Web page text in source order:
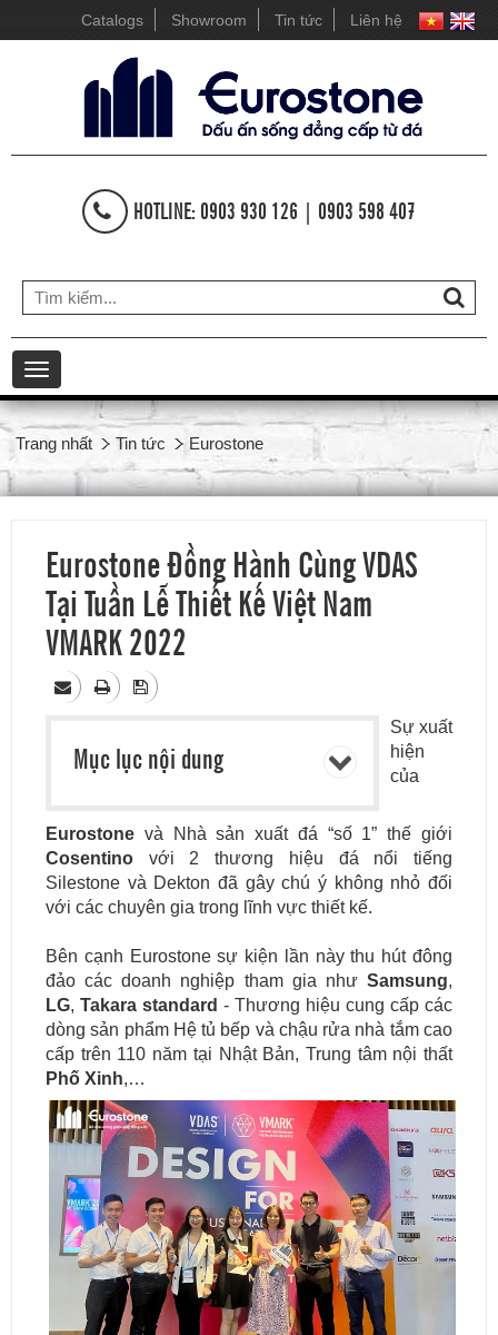
Catalogs Showroom Tin tức Liên hệ
HOTLINE: 0903 930 126 | 0903 598 407
Toggle
navigation
Trang nhất Tin tức Eurostone
Eurostone Đồng Hành Cùng VDAS
Tại Tuần Lễ Thiết Kế Việt Nam
VMARK 2022
Mục lục nội dung
Sự xuất
hiện
của
Eurostone và Nhà sản xuất đá “số 1” thế giới
Cosentino với 2 thương hiệu đá nổi tiếng
Silestone và Dekton đã gây chú ý không nhỏ đối
với các chuyên gia trong lĩnh vực thiết kế.
Bên cạnh Eurostone sự kiện lần này thu hút đông
đảo các doanh nghiệp tham gia như Samsung,
LG, Takara standard - Thương hiệu cung cấp các
dòng sản phẩm Hệ tủ bếp và chậu rửa nhà tắm cao
cấp trên 110 năm tại Nhật Bản, Trung tâm nội thất
Phố Xinh,…